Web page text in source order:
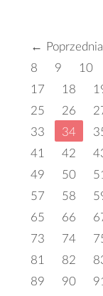
← Poprzednia
8
9 10
17
18
25
26
33
34
41
42
49
50 51
57
58
65
66
73
74
81
82
89
90 91